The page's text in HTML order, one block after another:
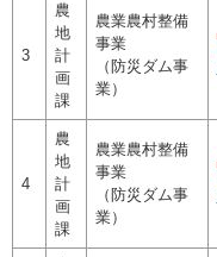
3
農
地
計
画
課
農業農村整備
事業
（防災ダム事
業）
4
農
地
計
画
課
農業農村整備
事業
（防災ダム事
業）